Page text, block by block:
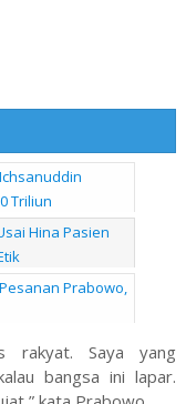
Triliun
Hina Pasien
Prabowo,
rakyat. Saya yang
bangsa ini lapar.